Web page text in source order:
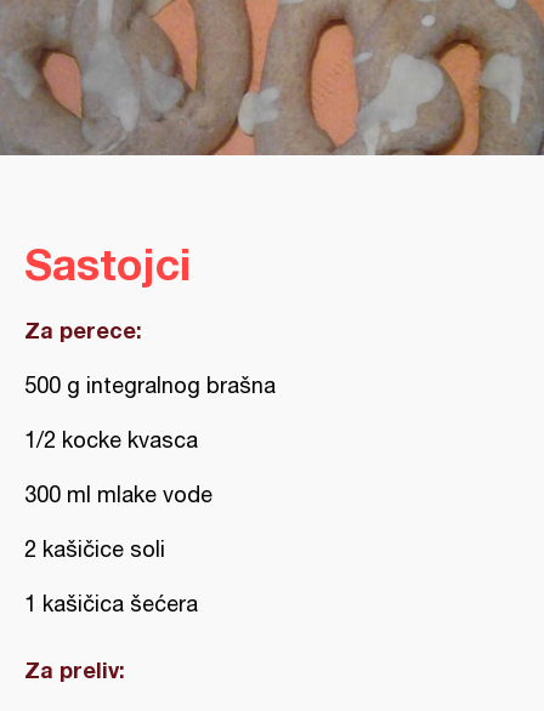
Sastojci
Za perece:
500 g integralnog brašna
1/2 kocke kvasca
300 ml mlake vode
2 kašičice soli
1 kašičica šećera
Za preliv: